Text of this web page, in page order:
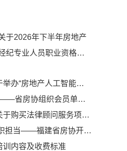
于2026年下半年房地产
纪专业人员职业资格考
中国房地产业协会关于举办“房地产人工智能应用能力提升高级研修班”的通知
链资源 筑好房 促转型——省房协组织会员单位参加成长型房企高质量发展赋能会议
福建省房地产业协会关于购买法律顾问服务项目询价函
凝聚行业合力 规范履职担当——福建省房协开市委召开2026年首次主任（副）委员会议
内容及收费标准